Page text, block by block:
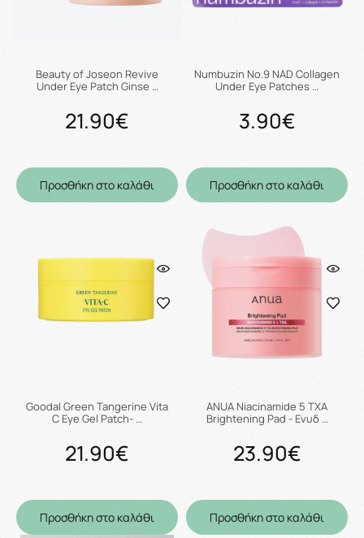
Beauty of Joseon Revive
Under Eye Patch Ginse …
21.90€
Προσθήκη στο καλάθι
Numbuzin No.9 NAD Collagen
Under Eye Patches …
3.90€
Προσθήκη στο καλάθι
Goodal Green Tangerine Vita
C Eye Gel Patch- …
21.90€
Προσθήκη στο καλάθι
ANUA Niacinamide 5 TXA
Brightening Pad - Ενυδ …
23.90€
Προσθήκη στο καλάθι